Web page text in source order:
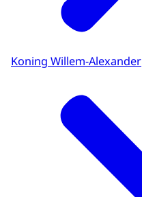
Koning Willem-Alexander